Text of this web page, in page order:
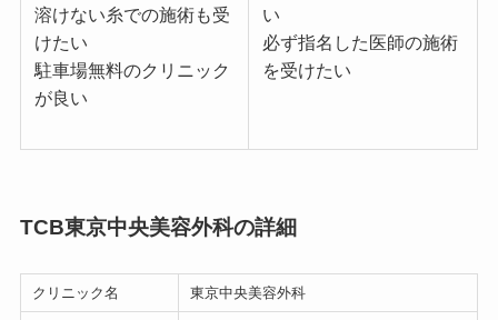
溶けない糸での施術も受
けたい
駐車場無料のクリニック
が良い
い
必ず指名した医師の施術
を受けたい
TCB東京中央美容外科の詳細
クリニック名 東京中央美容外科